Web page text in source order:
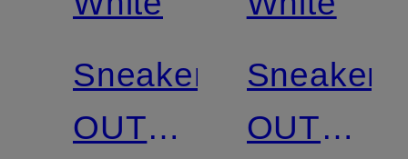
Sneaker
OUT
Sneaker
OUT